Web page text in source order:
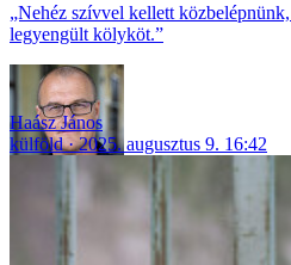
„Nehéz szívvel kellett
legyengült kölyköt.”
Haász János
külföld
2025. augusztus 9. 16:42